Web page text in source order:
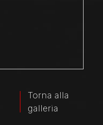
Torna alla
galleria